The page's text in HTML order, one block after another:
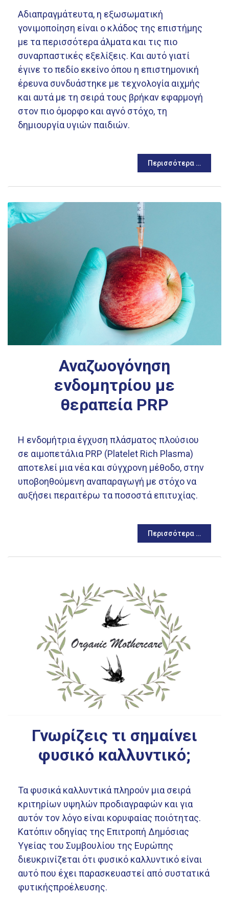
Αδιαπραγμάτευτα, η εξωσωματική
γονιμοποίηση είναι ο κλάδος της επιστήμης
με τα περισσότερα άλματα και τις πιο
συναρπαστικές εξελίξεις. Και αυτό γιατί
έγινε το πεδίο εκείνο όπου η επιστημονική
έρευνα συνδυάστηκε με τεχνολογία αιχμής
και αυτά με τη σειρά τους βρήκαν εφαρμογή
στον πιο όμορφο και αγνό στόχο, τη
δημιουργία υγιών παιδιών.
Περισσότερα …
Αναζωογόνηση
ενδομητρίου με
θεραπεία PRP
Η ενδομήτρια έγχυση πλάσματος πλούσιου
σε αιμοπετάλια PRP (Platelet Rich Plasma)
αποτελεί μια νέα και σύγχρονη μέθοδο, στην
υποβοηθούμενη αναπαραγωγή με στόχο να
αυξήσει περαιτέρω τα ποσοστά επιτυχίας.
Περισσότερα …
Γνωρίζεις τι σημαίνει
φυσικό καλλυντικό;
Τα φυσικά καλλυντικά πληρούν μια σειρά
κριτηρίων υψηλών προδιαγραφών και για
αυτόν τον λόγο είναι κορυφαίας ποιότητας.
Κατόπιν οδηγίας της Επιτροπή Δημόσιας
Υγείας του Συμβουλίου της Ευρώπης
διευκρινίζεται ότι φυσικό καλλυντικό είναι
αυτό που έχει παρασκευαστεί από συστατικά
φυτικήςπροέλευσης.